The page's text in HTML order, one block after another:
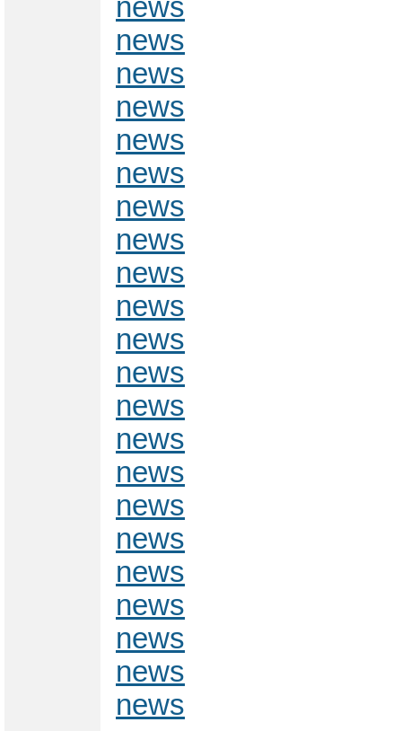
news
news
news
news
news
news
news
news
news
news
news
news
news
news
news
news
news
news
news
news
news
news